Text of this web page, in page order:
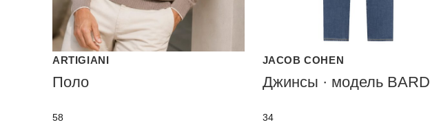
ARTIGIANI
Поло
58
JACOB COHEN
Джинсы · модель BARD
34